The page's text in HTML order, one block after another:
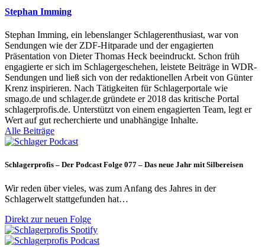
Stephan Imming
Stephan Imming, ein lebenslanger Schlagerenthusiast, war von
Sendungen wie der ZDF-Hitparade und der engagierten
Präsentation von Dieter Thomas Heck beeindruckt. Schon früh
engagierte er sich im Schlagergeschehen, leistete Beiträge in WDR-
Sendungen und ließ sich von der redaktionellen Arbeit von Günter
Krenz inspirieren. Nach Tätigkeiten für Schlagerportale wie
smago.de und schlager.de gründete er 2018 das kritische Portal
schlagerprofis.de. Unterstützt von einem engagierten Team, legt er
Wert auf gut recherchierte und unabhängige Inhalte.
Alle Beiträge
Schlagerprofis – Der Podcast Folge 077 – Das neue Jahr mit Silbereisen
Wir reden über vieles, was zum Anfang des Jahres in der
Schlagerwelt stattgefunden hat…
Direkt zur neuen Folge